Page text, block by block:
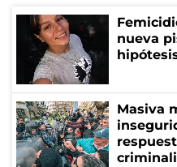
nueva
Masiva